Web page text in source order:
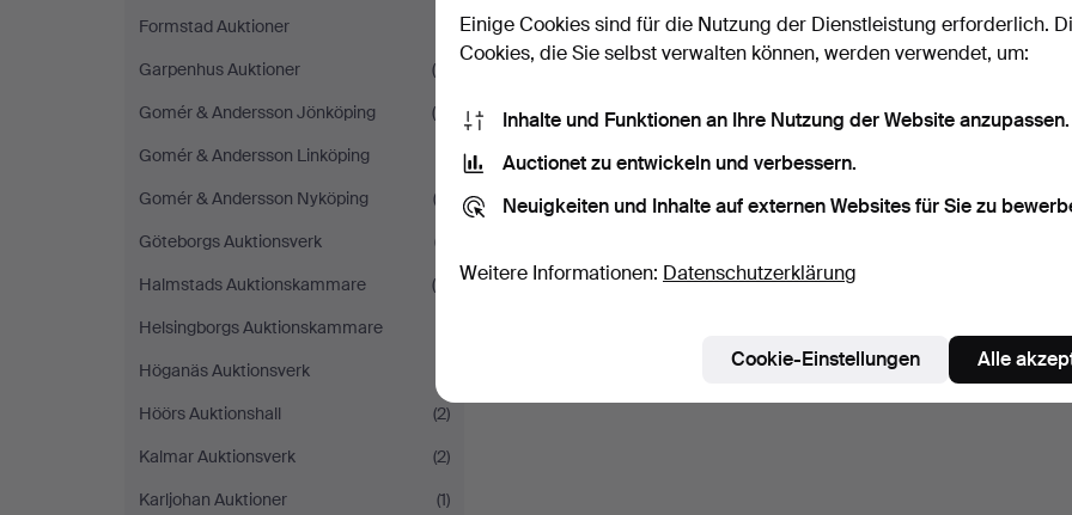
Formstad Auktioner
Garpenhus Auktioner
(4)
Gomér & Andersson Jönköping
(4)
Gomér & Andersson Linköping
Gomér & Andersson Nyköping
(2)
Göteborgs Auktionsverk
(7)
Halmstads Auktionskammare
(5)
Helsingborgs Auktionskammare
Höganäs Auktionsverk
Höörs Auktionshall
(2)
Kalmar Auktionsverk
(2)
Karljohan Auktioner
(1)
Einige Cookies sind für die Nutzung der Dienstleistung erforderlich.
Cookies, die Sie selbst verwalten können, werden verwendet, um:
Inhalte und Funktionen an Ihre Nutzung der Website anzupassen.
Auctionet zu entwickeln und verbessern.
Neuigkeiten und Inhalte auf externen Websites für Sie zu
Weitere Informationen: Datenschutzerklärung
Cookie-Einstellungen Alle